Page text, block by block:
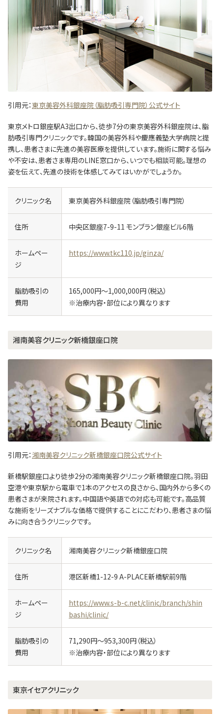
引用元：東京美容外科銀座院（脂肪吸引専門院）公式サイト
東京メトロ銀座駅A3出口から、徒歩7分の東京美容外科銀座院は、脂
肪吸引専門クリニックです。韓国の美容外科や慶應義塾大学病院と提
携し、患者さまに先進の美容医療を提供しています。施術に関する悩み
や不安は、患者さま専用のLINE窓口から、いつでも相談可能。理想の
姿を伝えて、先進の技術を体感してみてはいかがでしょうか。
クリニック名 東京美容外科銀座院（脂肪吸引専門院）
住所 中央区銀座7-9-11 モンブラン銀座ビル6階
ホームペー
ジ
https://www.tkc110.jp/ginza/
脂肪吸引の
費用
165,000円～1,000,000円（税込）
※治療内容・部位により異なります
湘南美容クリニック新橋銀座口院
引用元： 湘南美容クリニック新橋銀座口院公式サイト
新橋駅銀座口より徒歩2分の湘南美容クリニック新橋銀座口院。羽田
空港や東京駅から電車で1本のアクセスの良さから、国内外から多くの
患者さまが来院されます。中国語や英語での対応も可能です。高品質
な施術をリーズナブルな価格で提供することにこだわり、患者さまの悩
みに向き合うクリニックです。
クリニック名 湘南美容クリニック新橋銀座口院
住所 港区新橋1-12-9 A-PLACE新橋駅前9階
ホームペー
ジ
https://www.s-b-c.net/clinic/branch/shin
bashi/clinic/
脂肪吸引の
費用
71,290円～953,300円（税込）
※治療内容・部位により異なります
東京イセアクリニック